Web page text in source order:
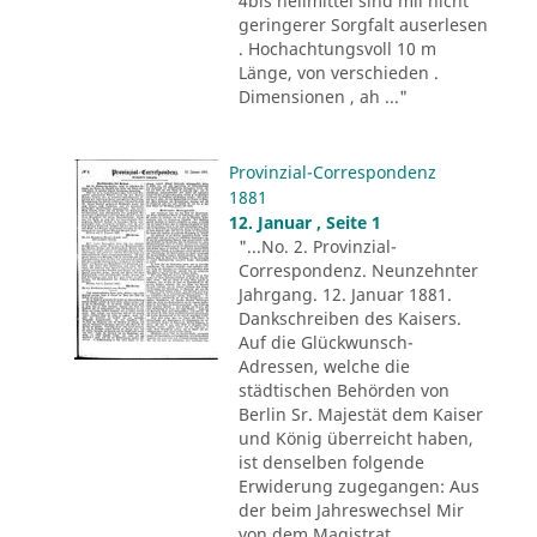
geringerer Sorgfalt auserlesen
. Hochachtungsvoll 10 m
Länge, von verschieden .
Dimensionen , ah ..."
Provinzial-Correspondenz
1881
12. Januar , Seite 1
"...No. 2. Provinzial-
Correspondenz. Neunzehnter
Jahrgang. 12. Januar 1881.
Dankschreiben des Kaisers.
Auf die Glückwunsch-
Adressen, welche die
städtischen Behörden von
Berlin Sr. Majestät dem Kaiser
und König überreicht haben,
ist denselben folgende
Erwiderung zugegangen: Aus
der beim Jahreswechsel Mir